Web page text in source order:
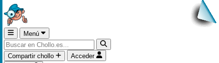
Menú
Compartir chollo
Acceder